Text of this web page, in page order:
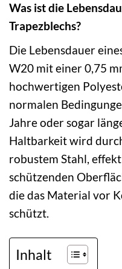
Was ist die
Trapezblechs?
Die Lebensdauer
W20 mit einer 0,75
hochwertigen
normalen
Jahre oder sogar
Haltbarkeit wird
robustem Stahl,
schützenden
die das Material vor
schützt.
Inhalt